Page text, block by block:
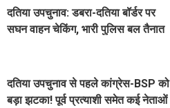
दतिया उपचुनाव: डबरा-दतिया बॉर्डर पर
सघन वाहन चेकिंग, भारी पुलिस बल तैनात
दतिया उपचुनाव से पहले कांग्रेस-BSP को
बड़ा झटका! पूर्व प्रत्याशी समेत कई नेताओं